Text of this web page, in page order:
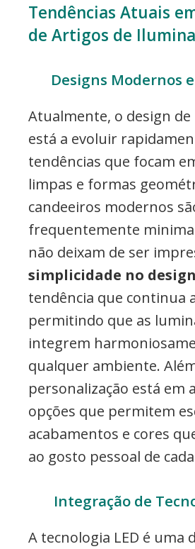
Tendências Atuais
de Artigos de
Designs Modernos
Atualmente, o design
está a evoluir
tendências que focam
limpas e formas
candeeiros modernos
frequentemente
não deixam de ser
simplicidade no design
tendência que continua
permitindo que as
integrem
qualquer ambiente.
personalização está em
opções que permitem
acabamentos e cores
ao gosto pessoal de
Integração de
A tecnologia LED é uma